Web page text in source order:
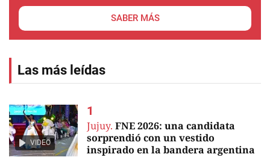
SABER MÁS
Las más leídas
VIDEO
Jujuy. FNE 2026: una candidata
sorprendió con un vestido
inspirado en la bandera argentina